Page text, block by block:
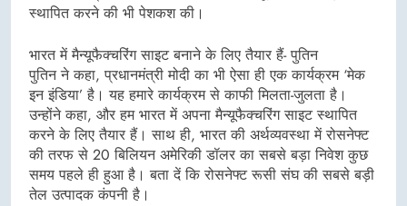
स्थापित करने की भी पेशकश की।
भारत में मैन्यूफैक्चरिंग साइट बनाने के लिए तैयार हैं- पुतिन
पुतिन ने कहा, प्रधानमंत्री मोदी का भी ऐसा ही एक कार्यक्रम ‘मेक
इन इंडिया’ है। यह हमारे कार्यक्रम से काफी मिलता-जुलता है।
उन्होंने कहा, और हम भारत में अपना मैन्यूफैक्चरिंग साइट स्थापित
करने के लिए तैयार हैं। साथ ही, भारत की अर्थव्यवस्था में रोसनेफ्ट
की तरफ से 20 बिलियन अमेरिकी डॉलर का सबसे बड़ा निवेश कुछ
समय पहले ही हुआ है। बता दें कि रोसनेफ्ट रूसी संघ की सबसे बड़ी
तेल उत्पादक कंपनी है।